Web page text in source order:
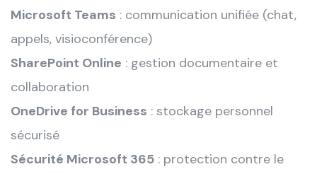
Microsoft Teams : communication unifiée (chat,
appels, visioconférence)
SharePoint Online : gestion documentaire et
collaboration
OneDrive for Business : stockage personnel
sécurisé
Sécurité Microsoft 365 : protection contre le